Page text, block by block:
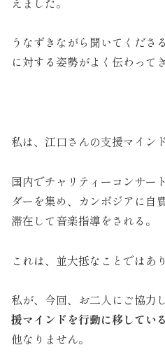
うなずきながら聞いてくださ
に対する姿勢がよく伝わって
私は、江口さんの支援マイン
国内でチャリティーコンサー
ダーを集め、カンボジアに自
滞在して音楽指導をされる。
これは、並大抵なことではあ
私が、今回、お二人にご協力
援マインドを行動に移してい
他なりません。